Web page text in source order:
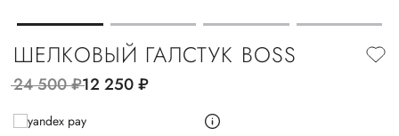
ШЕЛКОВЫЙ ГАЛСТУК BOSS
24 500руб.12 250руб.